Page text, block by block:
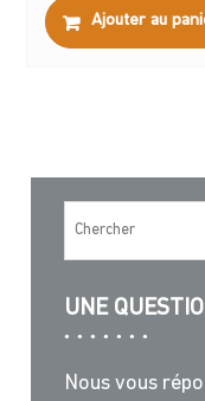
Ajouter au
UNE
Nous vous